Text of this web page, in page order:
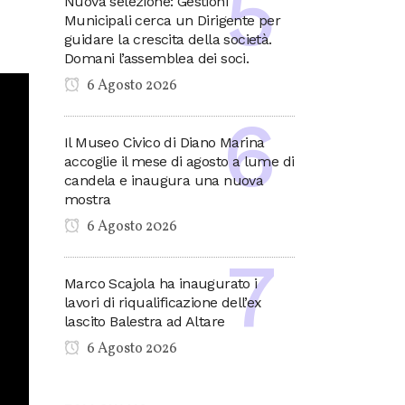
Municipali cerca un Dirigente per
guidare la crescita della società.
Domani l’assemblea dei soci.
6 Agosto 2026
Il Museo Civico di Diano Marina
accoglie il mese di agosto a lume di
candela e inaugura una nuova
mostra
6 Agosto 2026
Marco Scajola ha inaugurato i
lavori di riqualificazione dell’ex
lascito Balestra ad Altare
6 Agosto 2026